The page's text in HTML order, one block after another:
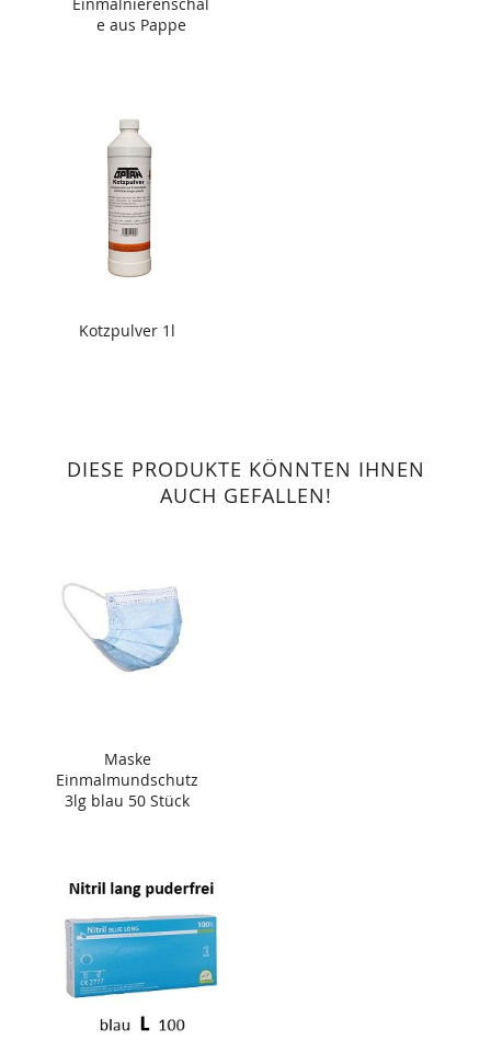
e aus Pappe
Kotzpulver 1l
DIESE PRODUKTE KÖNNTEN IHNEN
AUCH GEFALLEN!
Maske
Einmalmundschutz
3lg blau 50 Stück